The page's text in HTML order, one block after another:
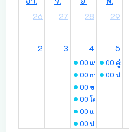
26
27 28 29
2 3 4
00 แนวทางการ
00 การเผยแพร่
00 ขอความอนุเ
00 โครงการปร
00 แจ้งประกา
00 ประชาสัมพัน
5
00 คู่มื
00 ปร